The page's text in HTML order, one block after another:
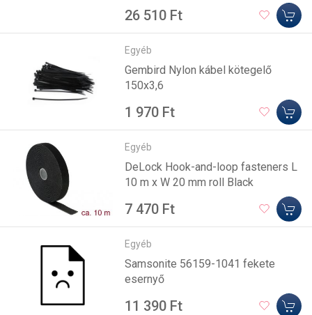
26 510 Ft
Egyéb
Gembird Nylon kábel kötegelő
150x3,6
1 970 Ft
Egyéb
DeLock Hook-and-loop fasteners L
10 m x W 20 mm roll Black
7 470 Ft
Egyéb
Samsonite 56159-1041 fekete
esernyő
11 390 Ft